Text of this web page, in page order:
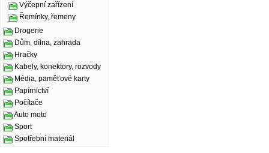
Výčepní zařízení
Řemínky, řemeny
Drogerie
Dům, dílna, zahrada
Hračky
Kabely, konektory, rozvody
Média, paměťové karty
Papírnictví
Počítače
Auto moto
Sport
Spotřební materiál